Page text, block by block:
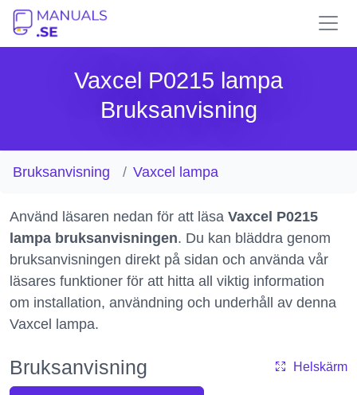
Vaxcel P0215 lampa
Bruksanvisning
Bruksanvisning Vaxcel lampa
Använd läsaren nedan för att läsa Vaxcel P0215
lampa bruksanvisningen. Du kan bläddra genom
bruksanvisningen direkt på sidan och använda vår
läsares funktioner för att hitta all viktig information
om installation, användning och underhåll av denna
Vaxcel lampa.
Bruksanvisning Helskärm